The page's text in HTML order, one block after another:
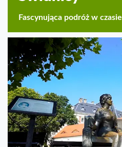
Fascynująca podróż w czasie